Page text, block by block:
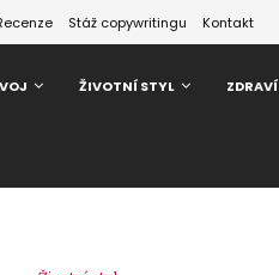
Stáž copywritingu Kontakt
ŽIVOTNÍ STYL ZDRAVÍ